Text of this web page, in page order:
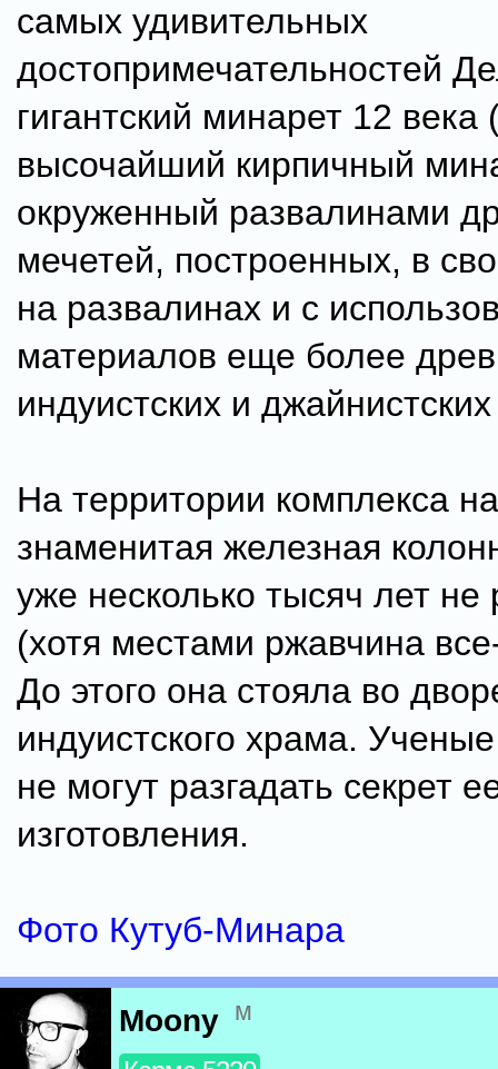
самых удивительных
достопримечательностей
гигантский минарет 12 века
высочайший кирпичный
окруженный развалинами
мечетей, построенных, в
на развалинах и с
материалов еще более
индуистских и
На территории комплекса
знаменитая железная
уже несколько тысяч лет не
(хотя местами ржавчина
До этого она стояла во
индуистского храма.
не могут разгадать секрет
изготовления.
Фото Кутуб-Минара
Moony м